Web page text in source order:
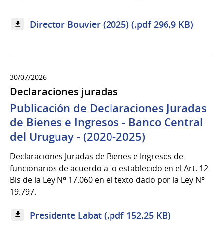
Director Bouvier (2025) (.pdf 296.9 KB)
30/07/2026
Declaraciones juradas
Publicación de Declaraciones Juradas
de Bienes e Ingresos - Banco Central
del Uruguay - (2020-2025)
Declaraciones Juradas de Bienes e Ingresos de
funcionarios de acuerdo a lo establecido en el Art. 12
Bis de la Ley Nº 17.060 en el texto dado por la Ley Nº
19.797.
Presidente Labat (.pdf 152.25 KB)